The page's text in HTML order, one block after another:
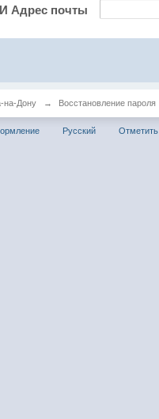
Адрес почты
на-Дону → Восстановление пароля
Русский